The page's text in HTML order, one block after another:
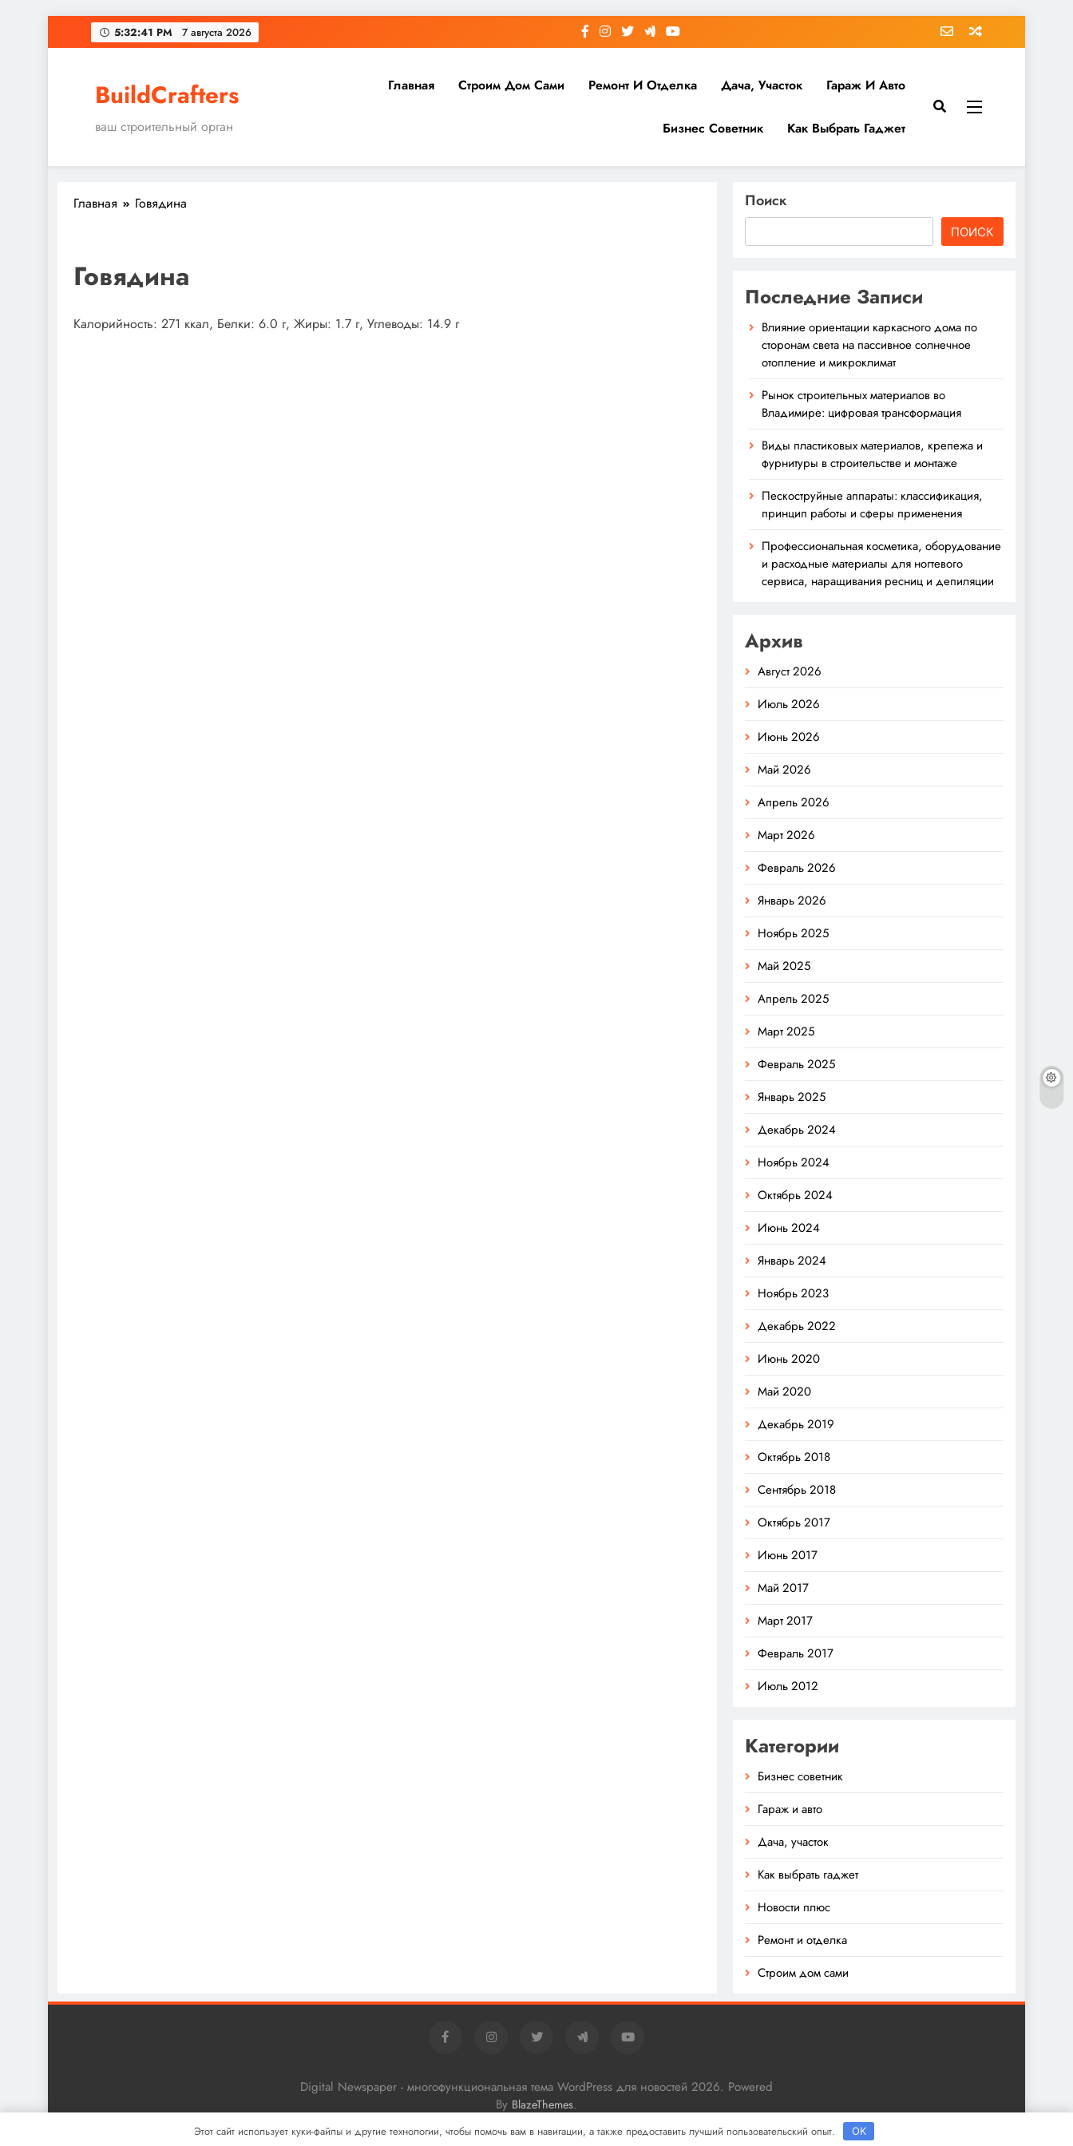
Перейти
к
5:32:41 PM 7 августа 2026
BuildCrafters
ваш строительный орган
Главная Строим Дом Сами Ремонт И Отделка Дача, Участок Гараж И Авто
Бизнес Советник Как Выбрать Гаджет
Главная Говядина
Говядина
Калорийность: 271 ккал, Белки: 6.0 г, Жиры: 1.7 г, Углеводы: 14.9 г
Поиск
ПОИСК
Последние Записи
Влияние ориентации каркасного дома по
сторонам света на пассивное солнечное
отопление и микроклимат
Рынок строительных материалов во
Владимире: цифровая трансформация
Виды пластиковых материалов, крепежа и
фурнитуры в строительстве и монтаже
Пескоструйные аппараты: классификация,
принцип работы и сферы применения
Профессиональная косметика, оборудование
и расходные материалы для ногтевого
сервиса, наращивания ресниц и депиляции
Архив
Август 2026
Июль 2026
Июнь 2026
Май 2026
Апрель 2026
Март 2026
Февраль 2026
Январь 2026
Ноябрь 2025
Май 2025
Апрель 2025
Март 2025
Февраль 2025
Январь 2025
Декабрь 2024
Ноябрь 2024
Октябрь 2024
Июнь 2024
Январь 2024
Ноябрь 2023
Декабрь 2022
Июнь 2020
Май 2020
Декабрь 2019
Октябрь 2018
Сентябрь 2018
Октябрь 2017
Июнь 2017
Май 2017
Март 2017
Февраль 2017
Июль 2012
Категории
Бизнес советник
Гараж и авто
Дача, участок
Как выбрать гаджет
Новости плюс
Ремонт и отделка
Строим дом сами
Digital Newspaper - многофункциональная тема WordPress для новостей 2026. Powered
By BlazeThemes.
Этот сайт использует куки-файлы и другие технологии, чтобы помочь вам в навигации, а также предоставить лучший пользовательский опыт. OK